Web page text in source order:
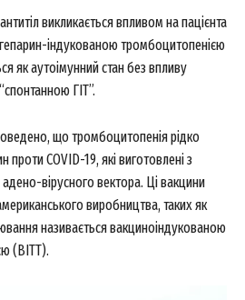
викликається впливом на пацієнта
індукованою тромбоцитопенією
як аутоімунний стан без впливу
ГІТ”.
що тромбоцитопенія рідко
проти COVID-19, які виготовлені з
вірусного вектора. Ці вакцини
виробництва, таких як
називається вакциноіндукованою
(ВІТТ).